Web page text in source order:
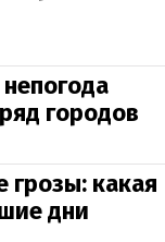
городов
грозы: какая
дни